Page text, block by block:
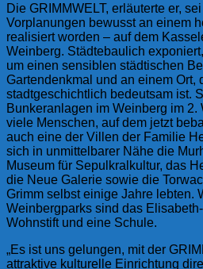
Die GRIMMWELT, erläuterte er,
Vorplanungen bewusst an einem
realisiert worden – auf dem
Weinberg. Städtebaulich
um einen sensiblen städtischen
Gartendenkmal und an einem Ort,
stadtgeschichtlich bedeutsam ist.
Bunkeranlagen im Weinberg im 2.
viele Menschen, auf dem jetzt
auch eine der Villen der Familie
sich in unmittelbarer Nähe die
Museum für Sepulkralkultur, das
die Neue Galerie sowie die
Grimm selbst einige Jahre lebten.
Weinbergparks sind das
Wohnstift und eine Schule.
„Es ist uns gelungen, mit der
attraktive kulturelle Einrichtung